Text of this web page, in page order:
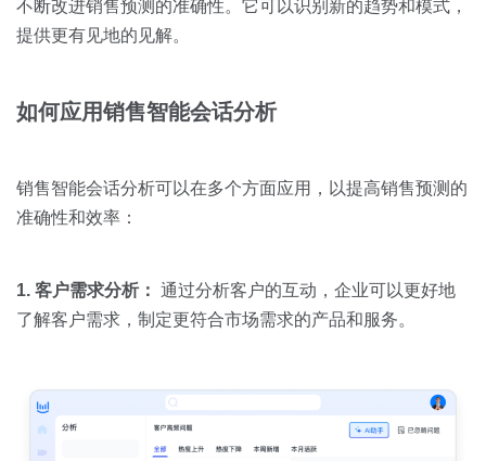
不断改进销售预测的准确性。它可以识别新的趋势和模式，
提供更有见地的见解。
如何应用销售智能会话分析
销售智能会话分析可以在多个方面应用，以提高销售预测的
准确性和效率：
1. 客户需求分析： 通过分析客户的互动，企业可以更好地
了解客户需求，制定更符合市场需求的产品和服务。